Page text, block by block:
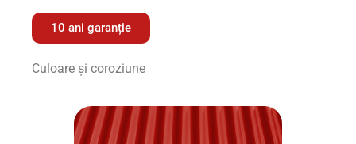
10 ani garanție
Culoare și coroziune